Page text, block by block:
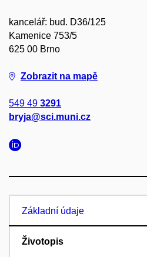
kancelář: bud. D36/125
Kamenice 753/5
625 00 Brno
Zobrazit na mapě
549 49 3291
bryja@sci.muni.cz
Základní údaje
Životopis